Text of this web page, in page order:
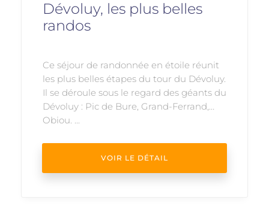
Dévoluy, les plus belles
randos
Ce séjour de randonnée en étoile réunit
les plus belles étapes du tour du Dévoluy.
Il se déroule sous le regard des géants du
Dévoluy : Pic de Bure, Grand-Ferrand,
Obiou. ...
VOIR LE DÉTAIL